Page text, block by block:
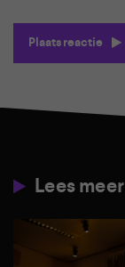
Plaats reactie
Lees meer